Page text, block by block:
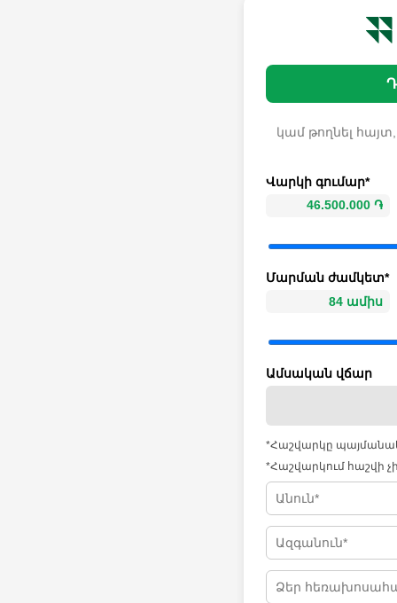
կամ թողնել
Վարկի գումար*
Մարման ժամկետ*
Ամսական վճար
*Հաշվարկը
*Հաշվարկում հաշվի